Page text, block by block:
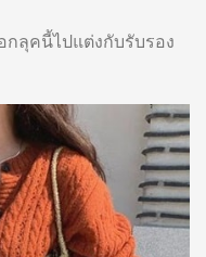
กลุคนี้ไปแต่งกับรับรอง